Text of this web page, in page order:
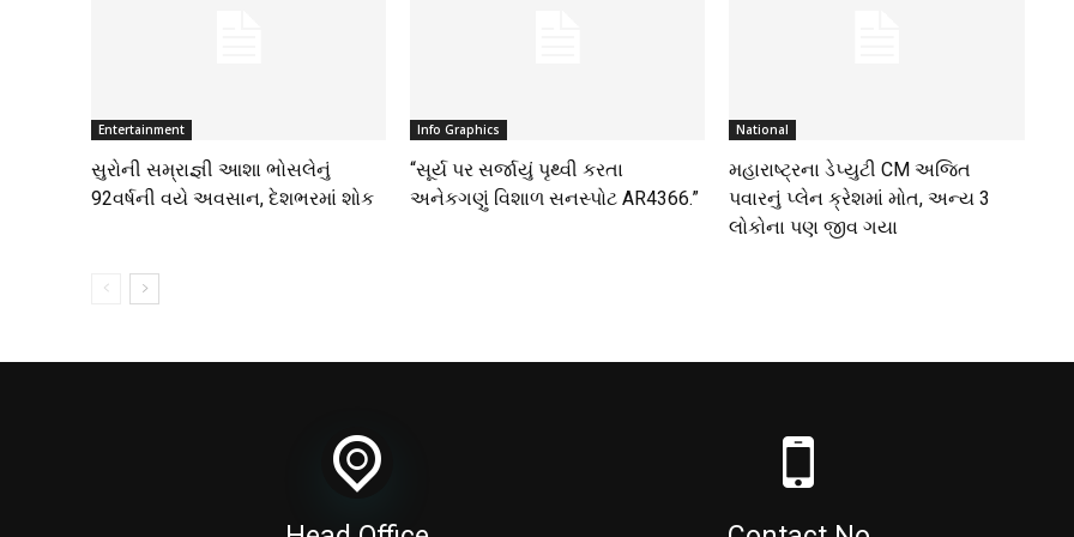
Entertainment
સુરોની સમ્રાજ્ઞી આશા ભોસલેનું
92વર્ષની વયે અવસાન, દેશભરમાં શોક
Info Graphics
“સૂર્ય પર સર્જાયું પૃથ્વી કરતા
અનેકગણું વિશાળ સનસ્પોટ AR4366.”
National
મહારાષ્ટ્રના ડેપ્યુટી CM અજિત
પવારનું પ્લેન ક્રેશમાં મોત, અન્ય 3
લોકોના પણ જીવ ગયા